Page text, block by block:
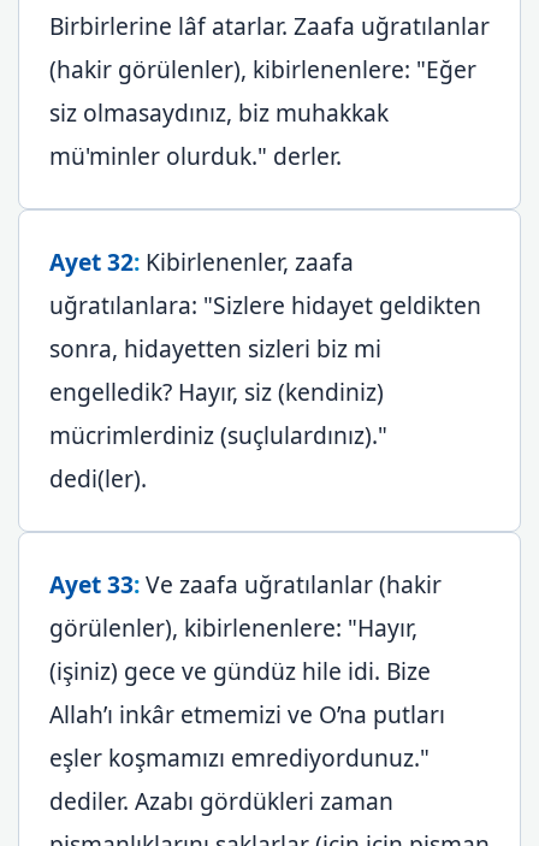
Birbirlerine lâf atarlar. Zaafa uğratılanlar
(hakir görülenler), kibirlenenlere: "Eğer
siz olmasaydınız, biz muhakkak
mü'minler olurduk." derler.
Ayet 32: Kibirlenenler, zaafa
uğratılanlara: "Sizlere hidayet geldikten
sonra, hidayetten sizleri biz mi
engelledik? Hayır, siz (kendiniz)
mücrimlerdiniz (suçlulardınız)."
dedi(ler).
Ayet 33:Ve zaafa uğratılanlar (hakir
görülenler), kibirlenenlere: "Hayır,
(işiniz) gece ve gündüz hile idi. Bize
Allah’ı inkâr etmemizi ve O’na putları
eşler koşmamızı emrediyordunuz."
dediler. Azabı gördükleri zaman